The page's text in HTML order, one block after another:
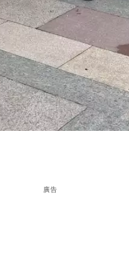
廣告